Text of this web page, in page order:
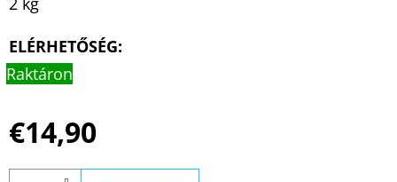
ELÉRHETŐSÉG:
Raktáron
€14,90